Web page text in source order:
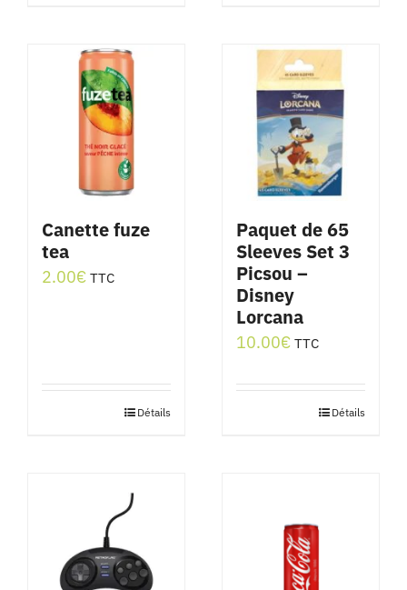
Canette fuze
tea
2.00€ TTC
Détails
Paquet de 65
Sleeves Set 3
Picsou –
Disney
Lorcana
10.00€ TTC
Détails